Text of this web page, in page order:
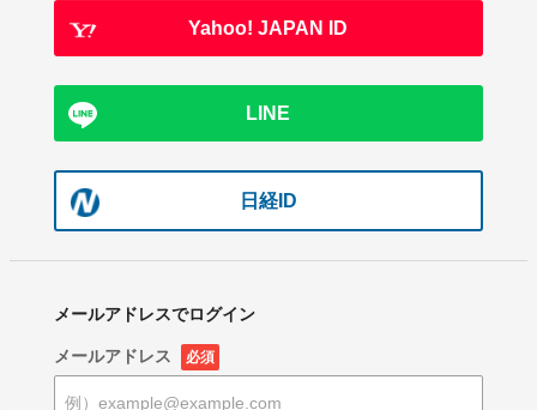
Yahoo! JAPAN ID
LINE
日経ID
メールアドレスでログイン
メールアドレス 必須